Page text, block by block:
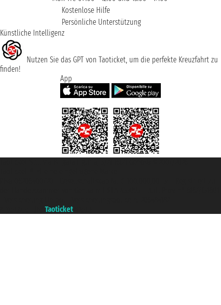
Kostenlose Hilfe
Persönliche Unterstützung
Künstliche Intelligenz
Nutzen Sie das GPT von Taoticket, um die perfekte Kreuzfahrt zu
finden!
App
Taoticket